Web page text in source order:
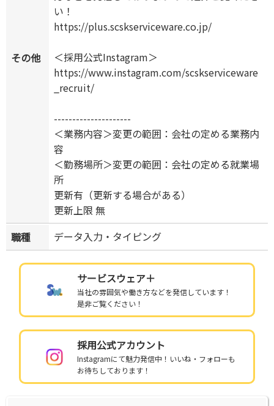
その他
い！
https://plus.scskserviceware.co.jp/
＜採用公式Instagram＞
https://www.instagram.com/scskserviceware
_recruit/
---------------------
＜業務内容＞変更の範囲：会社の定める業務内
容
＜勤務場所＞変更の範囲：会社の定める就業場
所
更新有（更新する場合がある）
更新上限 無
職種
データ入力・タイピング
サービスウェア＋
当社の雰囲気や働き方などを発信しています！
是非ご覧ください！
採用公式アカウント
Instagramにて魅力発信中！いいね・フォローも
お待ちしております！